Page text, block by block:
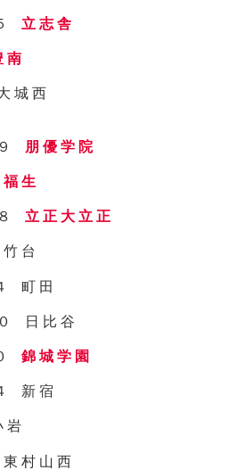
立 志 舎
南
城 西
朋 優 学 院
福 生
立 正 大 立 正
台
町 田
日 比 谷
０錦 城 学 園
新 宿
岩
村 山 西